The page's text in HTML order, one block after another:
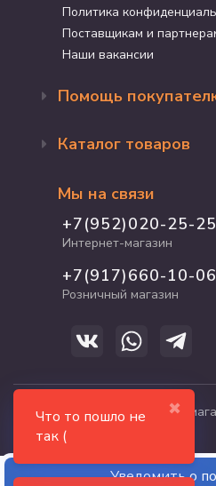
✖
Что то пошло не
так (
Уведомить о
Политика
Поставщикам и
Наши вакансии
Помощь
Доставка и оплата
Программа лояльности
График работы
Полезные статьи
Каталог товаров
Акции
Для кошек
Для собак
Для грызунов
Для рыб и рептилий
Мы на связи
+7(952)020-25-25
Интернет-магазин
+7(917)660-10-06
Розничный магазин
© 2017-2026 zooshop21.ru -
зоотоваров в Чебоксарах